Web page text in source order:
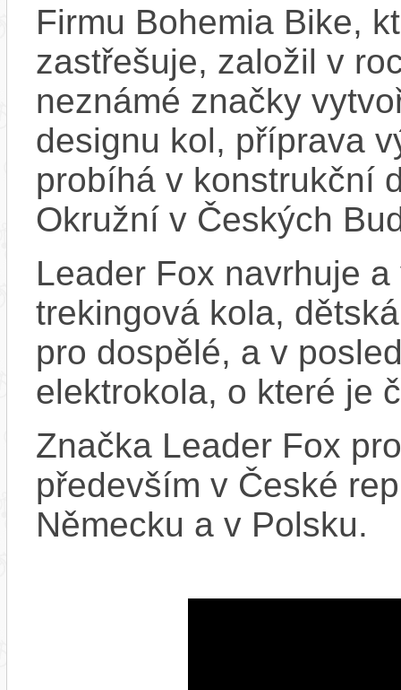
Firmu Bohemia Bike,
zastřešuje, založil v
neznámé značky
designu kol, příprava
probíhá v konstrukční
Okružní v Českých
Leader Fox navrhuje
trekingová kola,
pro dospělé, a v
elektrokola, o které je
Značka Leader Fox
především v České
Německu a v Polsku.